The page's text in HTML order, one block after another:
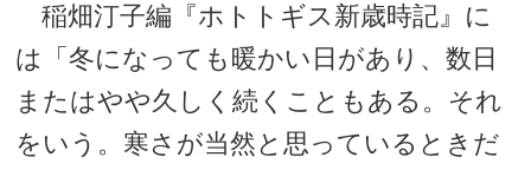
稲畑汀子編『ホトトギス新歳時記』に
は「冬になっても暖かい日があり、数日
またはやや久しく続くこともある。それ
をいう。寒さが当然と思っているときだ